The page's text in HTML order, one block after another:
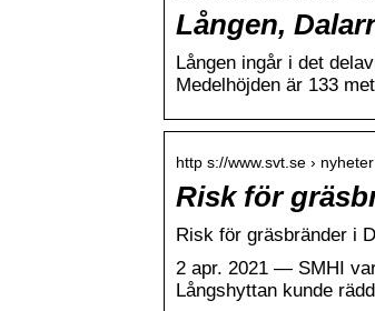
Lången,
Lången ingår i det
Medelhöjden är 133
http s://www.svt.se ›
Risk för
Risk för gräsbränder i
2 apr. 2021 — SMHI
Långshyttan kunde